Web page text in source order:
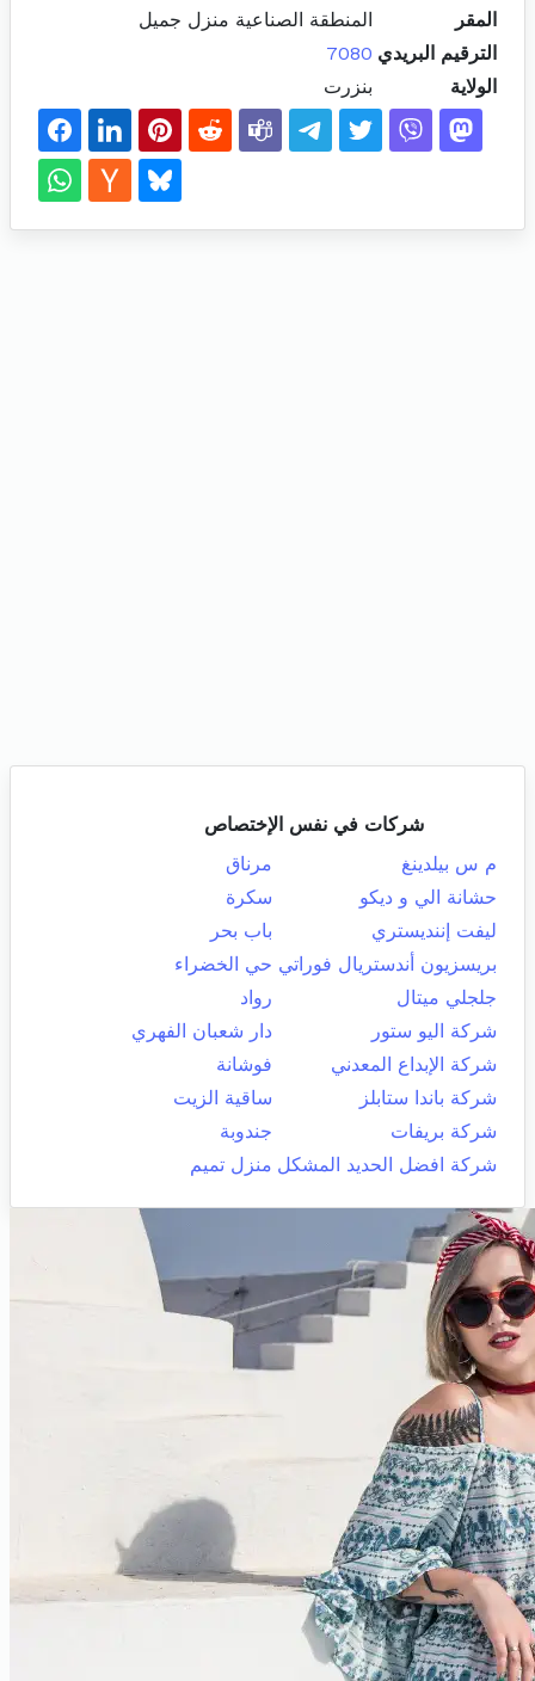
المقر
المنطقة الصناعية منزل جميل
الترقيم البريدي 7080
الولاية
بنزرت
شركات في نفس الإختصاص
م س بيلدينغ
مرناق
حشانة الي و ديكو
سكرة
ليفت إننديستري
باب بحر
بريسزيون أندستريال فوراتي حي الخضراء
جلجلي ميتال
رواد
شركة اليو ستور
دار شعبان الفهري
شركة الإبداع المعدني
فوشانة
شركة باندا ستابلز
ساقية الزيت
شركة بريفات
جندوبة
شركة افضل الحديد المشكل منزل تميم